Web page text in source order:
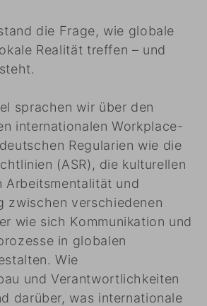
die Frage, wie globale
Realität treffen – und
sprachen wir über den
internationalen Workplace-
Regularien wie die
(ASR), die kulturellen
Arbeitsmentalität und
zwischen verschiedenen
wie sich Kommunikation und
in globalen
Wie
und Verantwortlichkeiten
darüber, was internationale